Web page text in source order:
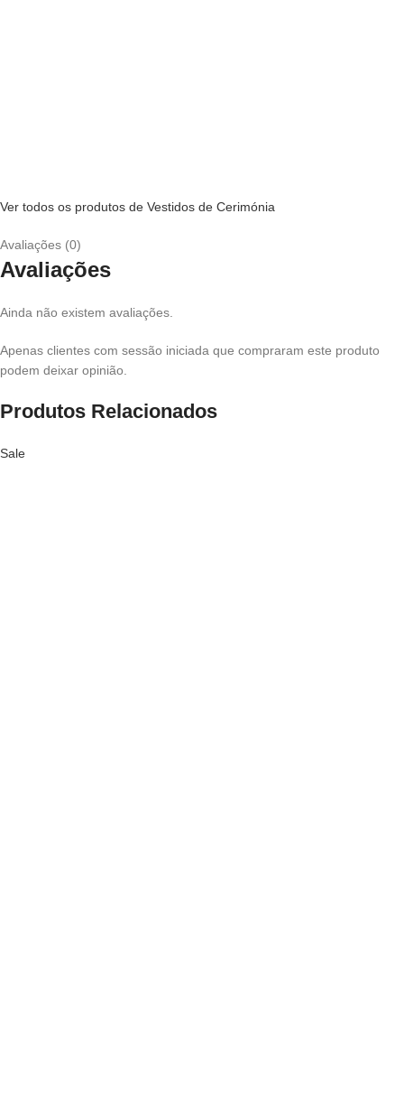
Ver todos os produtos de Vestidos de Cerimónia
Avaliações (0)
Avaliações
Ainda não existem avaliações.
Apenas clientes com sessão iniciada que compraram este produto
podem deixar opinião.
Produtos Relacionados
Sale